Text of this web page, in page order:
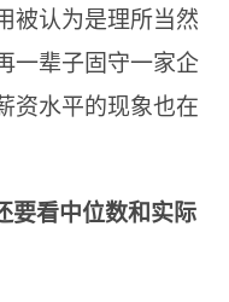
被认为是理所当然
一辈子固守一家企
资水平的现象也在
要看中位数和实际